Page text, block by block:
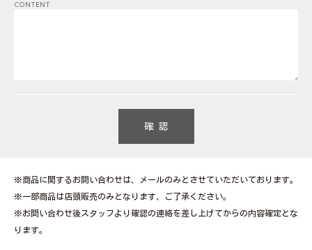
CONTENT
※商品に関するお問い合わせは、メールのみとさせていただいております。
※一部商品は店頭販売のみとなります、ご了承ください。
※お問い合わせ後スタッフより確認の連絡を差し上げてからの内容確定とな
ります。